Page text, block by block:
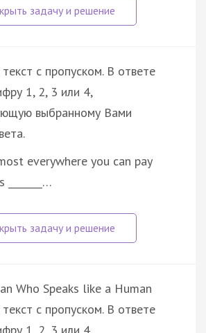
с пропуском. В ответе
1, 2, 3 или 4,
выбранному Вами
everywhere you can pay
Who Speaks like a Human
с пропуском. В ответе
1, 2, 3 или 4,